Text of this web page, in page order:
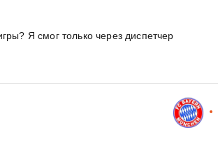
Я смог только через диспетчер